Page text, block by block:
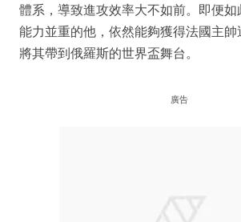
體系，導致進攻效率大不如前。即便
能力並重的他，依然能夠獲得法國主帥
將其帶到俄羅斯的世界盃舞台。
廣告